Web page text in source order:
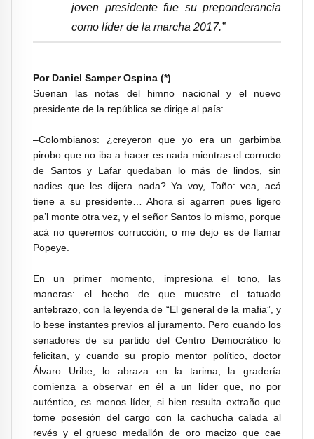
joven presidente fue su preponderancia
como líder de la marcha 2017.”
Por Daniel Samper Ospina (*)
Suenan las notas del himno nacional y el nuevo
presidente de la república se dirige al país:
–Colombianos: ¿creyeron que yo era un garbimba
pirobo que no iba a hacer es nada mientras el corructo
de Santos y Lafar quedaban lo más de lindos, sin
nadies que les dijera nada? Ya voy, Toño: vea, acá
tiene a su presidente… Ahora sí agarren pues ligero
pa’l monte otra vez, y el señor Santos lo mismo, porque
acá no queremos corrucción, o me dejo es de llamar
Popeye.
En un primer momento, impresiona el tono, las
maneras: el hecho de que muestre el tatuado
antebrazo, con la leyenda de “El general de la mafia”, y
lo bese instantes previos al juramento. Pero cuando los
senadores de su partido del Centro Democrático lo
felicitan, y cuando su propio mentor político, doctor
Álvaro Uribe, lo abraza en la tarima, la gradería
comienza a observar en él a un líder que, no por
auténtico, es menos líder, si bien resulta extraño que
tome posesión del cargo con la cachucha calada al
revés y el grueso medallón de oro macizo que cae